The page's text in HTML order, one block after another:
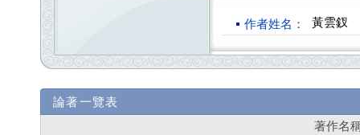
作者姓名： 黃雲釵
論著一覽表
著作名